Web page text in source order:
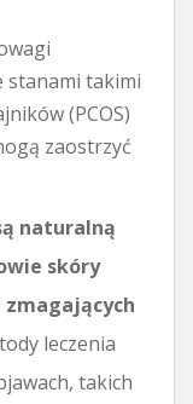
stanami takimi
(PCOS)
zaostrzyć
naturalną
skóry
zmagających
leczenia
takich